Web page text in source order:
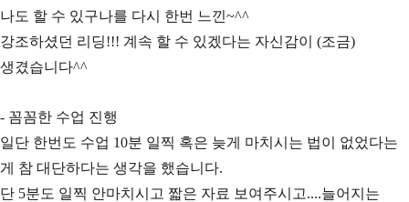
나도 할 수 있구나를 다시 한번 느낀~^^
강조하셨던 리딩!!! 계속 할 수 있겠다는 자신감이 (조금)
생겼습니다^^
- 꼼꼼한 수업 진행
일단 한번도 수업 10분 일찍 혹은 늦게 마치시는 법이 없었다는
게 참 대단하다는 생각을 했습니다.
단 5분도 일찍 안마치시고 짧은 자료 보여주시고....늘어지는